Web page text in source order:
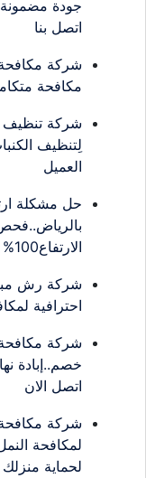
اتصل بنا
مكافحة متكاملة بـ35%خصم
العميل
حل مشكلة
الارتفاع100% اتصل بنا الان
احترافية
اتصل الان
لمكافحة
لحماية منزلك 100%من الحشرات